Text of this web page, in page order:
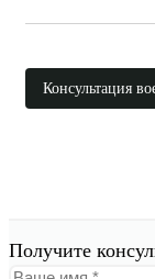
Консультация
Получите